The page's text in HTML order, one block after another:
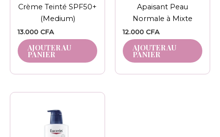
Crème Teinté SPF50+
(Medium)
13.000 CFA
AJOUTER AU
PANIER
Apaisant Peau
Normale à Mixte
12.000 CFA
AJOUTER AU
PANIER
prix :
11.000 CFA
à
Ce